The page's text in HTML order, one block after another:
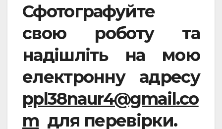
Сфотографуйте
свою роботу та
надішліть на мою
електронну адресу
ppl38naur4@gmail.co
m для перевірки.